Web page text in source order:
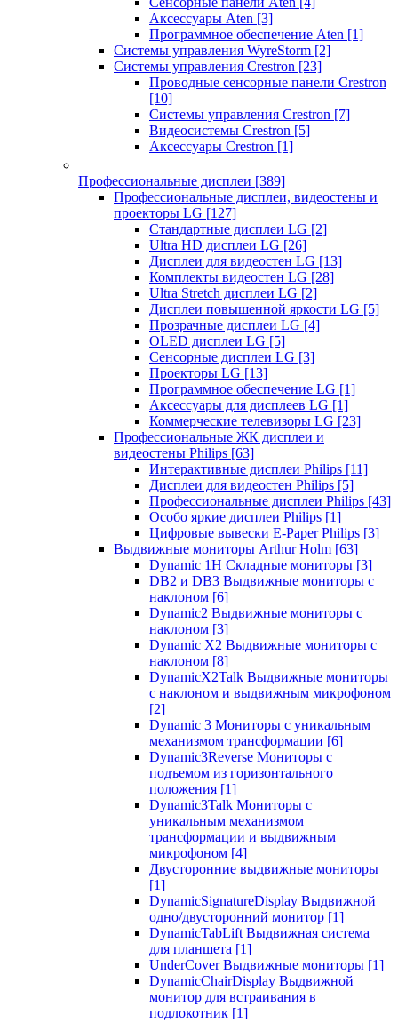
Аксессуары Aten [3]
Программное обеспечение Aten [1]
Системы управления WyreStorm [2]
Системы управления Crestron [23]
Проводные сенсорные панели Crestron
[10]
Системы управления Crestron [7]
Видеосистемы Crestron [5]
Аксессуары Crestron [1]
Профессиональные дисплеи [389]
Профессиональные дисплеи, видеостены и
проекторы LG [127]
Стандартные дисплеи LG [2]
Ultra HD дисплеи LG [26]
Дисплеи для видеостен LG [13]
Комплекты видеостен LG [28]
Ultra Stretch дисплеи LG [2]
Дисплеи повышенной яркости LG [5]
Прозрачные дисплеи LG [4]
OLED дисплеи LG [5]
Сенсорные дисплеи LG [3]
Проекторы LG [13]
Программное обеспечение LG [1]
Аксессуары для дисплеев LG [1]
Коммерческие телевизоры LG [23]
Профессиональные ЖК дисплеи и
видеостены Philips [63]
Интерактивные дисплеи Philips [11]
Дисплеи для видеостен Philips [5]
Профессиональные дисплеи Philips [43]
Особо яркие дисплеи Philips [1]
Цифровые вывески E-Paper Philips [3]
Выдвижные мониторы Arthur Holm [63]
Dynamic 1Н Складные мониторы [3]
DB2 и DB3 Выдвижные мониторы с
наклоном [6]
Dynamic2 Выдвижные мониторы с
наклоном [3]
Dynamic X2 Выдвижные мониторы с
наклоном [8]
DynamicX2Talk Выдвижные мониторы
с наклоном и выдвижным микрофоном
[2]
Dynamic 3 Мониторы с уникальным
механизмом трансформации [6]
Dynamic3Reverse Мониторы с
подъемом из горизонтального
положения [1]
Dynamic3Talk Мониторы с
уникальным механизмом
трансформации и выдвижным
микрофоном [4]
Двусторонние выдвижные мониторы
[1]
DynamicSignatureDisplay Выдвижной
одно/двусторонний монитор [1]
DynamicTabLift Выдвижная система
для планшета [1]
UnderCover Выдвижные мониторы [1]
DynamicChairDisplay Выдвижной
монитор для встраивания в
подлокотник [1]